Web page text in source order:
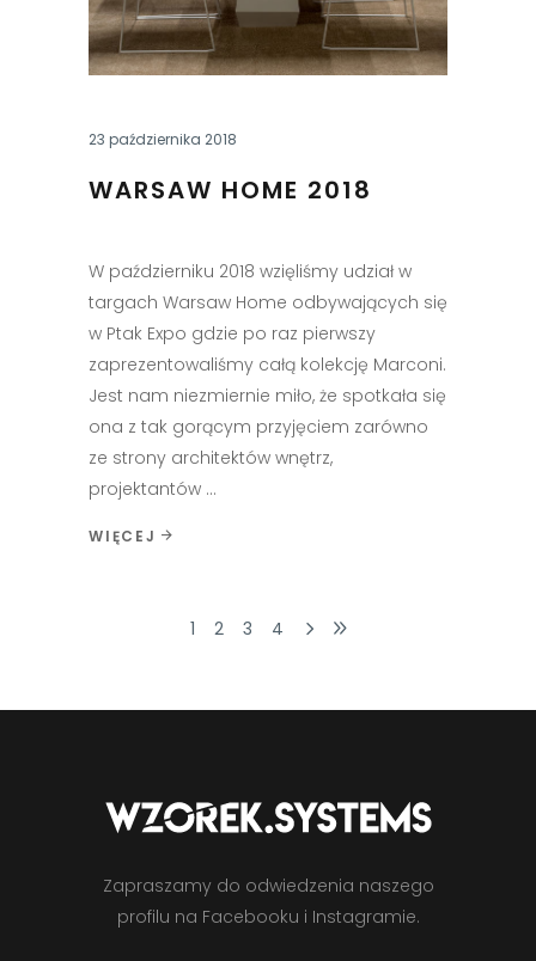
23 października 2018
WARSAW HOME 2018
W październiku 2018 wzięliśmy udział w
targach Warsaw Home odbywających się
w Ptak Expo gdzie po raz pierwszy
zaprezentowaliśmy całą kolekcję Marconi.
Jest nam niezmiernie miło, że spotkała się
ona z tak gorącym przyjęciem zarówno
ze strony architektów wnętrz,
projektantów
WIĘCEJ
1 2 3 4
Zapraszamy do odwiedzenia naszego
profilu na Facebooku i Instagramie.